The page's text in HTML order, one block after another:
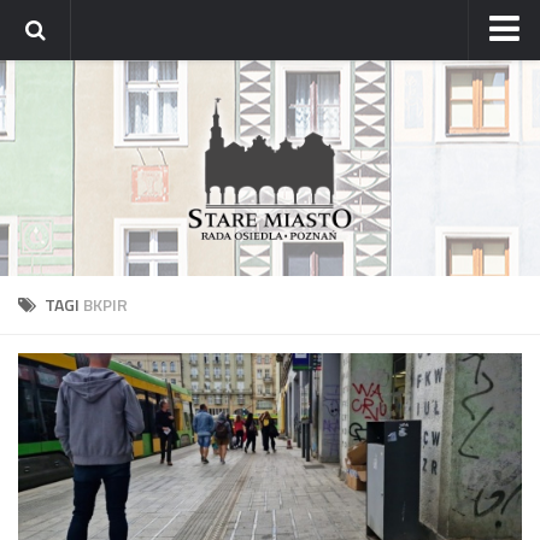
Strona główna
Archiwum aktualności
Archiwum bloga
Osiedle
Mapa osiedla
Dzielnicowi Starego Miasta
Urzędy
ZDM – awarie
Rada
TAGI BKPIR